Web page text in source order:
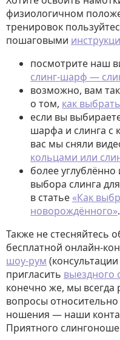
физиологичном
тренировок
пошаговыми
посмотрите наш
слинг-шарф —
возможно, вам
о том, как
если вы
шарфа и слинга с
вас мы сняли
кольцами или
более
выбора слинга
в статье «Как
новорождённого».
Также не стесняйтесь
бесплатной онлайн-
шоу-рум
пригласить выездного
конечно же, мы всегда
вопросы
ношения — наши
Приятного